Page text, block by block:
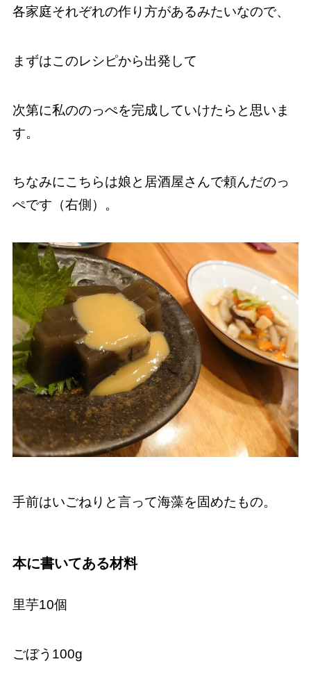
各家庭それぞれの作り方があるみたいなので、
まずはこのレシピから出発して
次第に私ののっぺを完成していけたらと思いま
す。
ちなみにこちらは娘と居酒屋さんで頼んだのっ
ぺです（右側）。
手前はいごねりと言って海藻を固めたもの。
本に書いてある材料
里芋10個
ごぼう100g